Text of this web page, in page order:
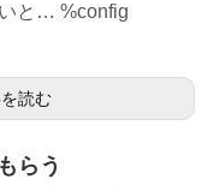
と… %config
読む
らう